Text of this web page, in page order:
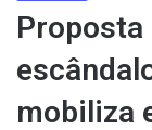
Proposta
mobiliza